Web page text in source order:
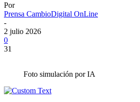
Por
Prensa CambioDigital OnLine
-
2 julio 2026
0
31
Foto simulación por IA